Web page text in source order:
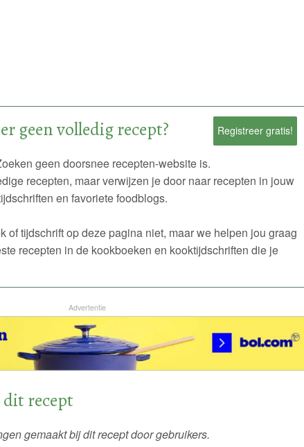
Registreer gratis!
geen volledig recept?
geen doorsnee recepten-website is.
recepten, maar verwijzen je door naar recepten in jouw
en favoriete foodblogs.
of tijdschrift op deze pagina niet, maar we helpen jou graag
recepten in de kookboeken en kooktijdschriften die je
Advertentie
recept
gemaakt bij dit recept door gebruikers.